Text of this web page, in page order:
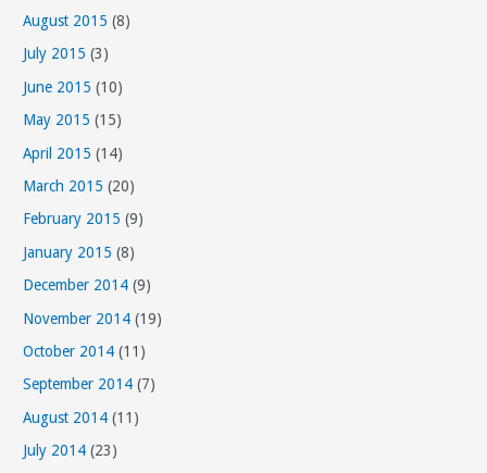
August 2015 (8)
July 2015 (3)
June 2015 (10)
May 2015 (15)
April 2015 (14)
March 2015 (20)
February 2015 (9)
January 2015 (8)
December 2014 (9)
November 2014 (19)
October 2014 (11)
September 2014 (7)
August 2014 (11)
July 2014 (23)